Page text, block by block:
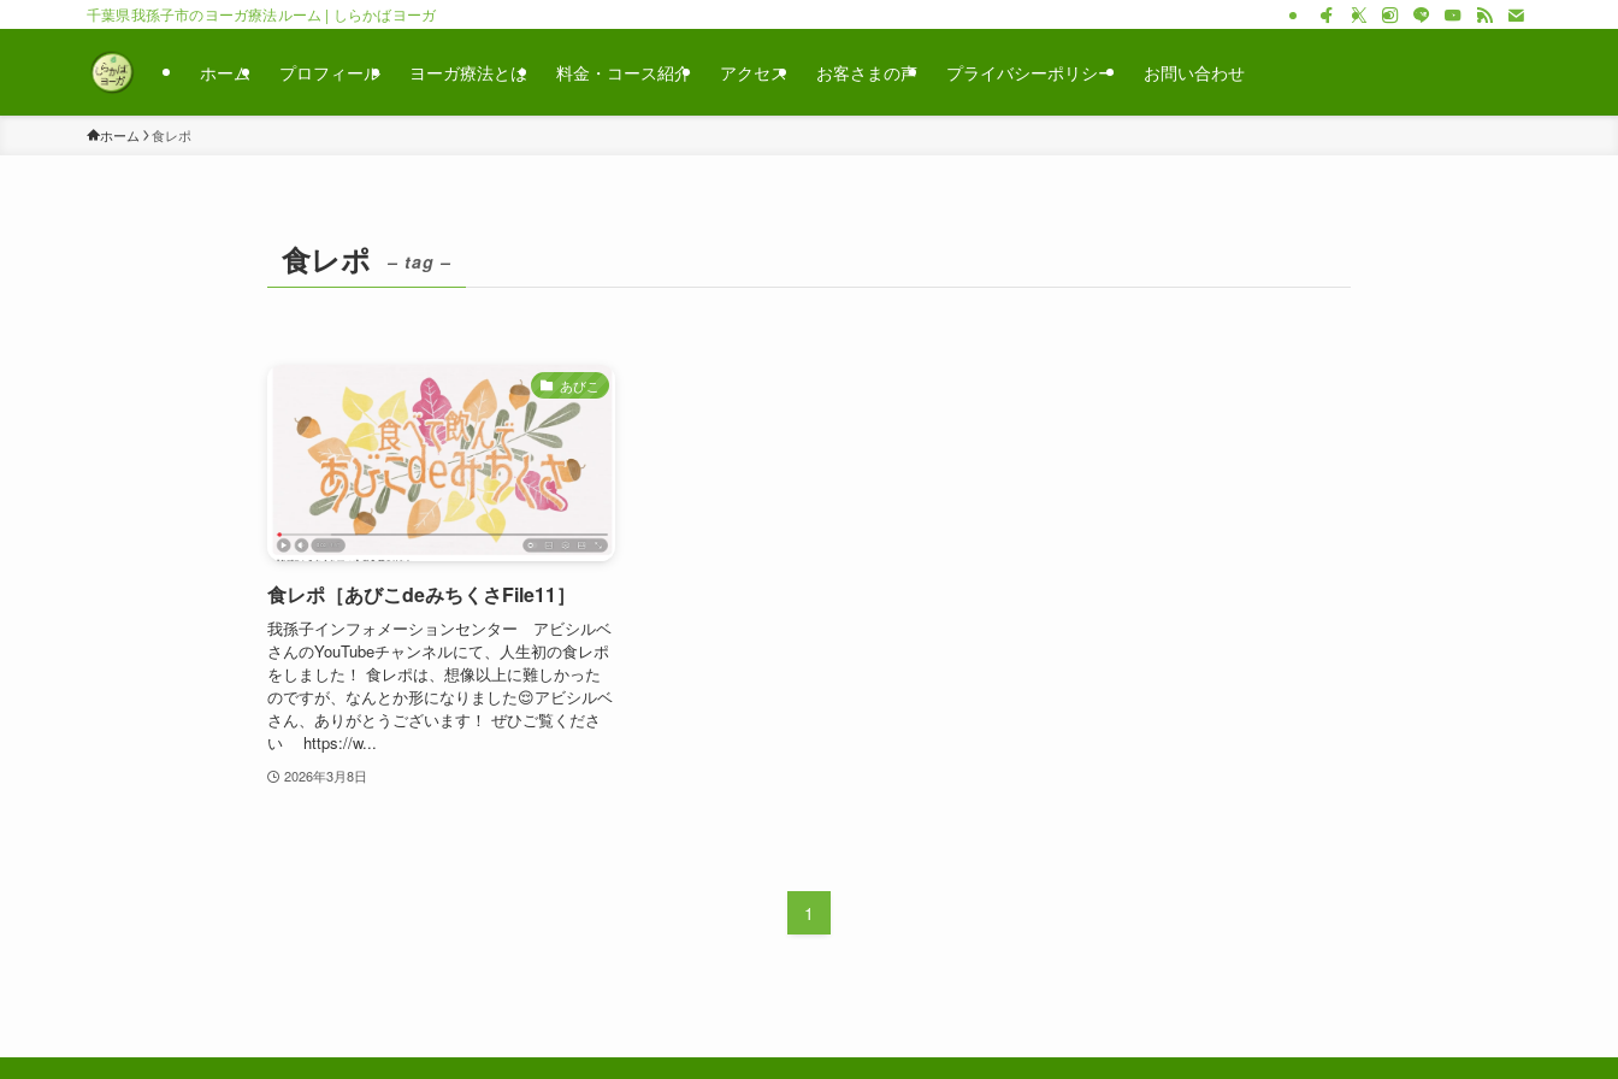
千葉県我孫子市のヨーガ療法ルーム | しらかばヨーガ
ホーム プロフィール ヨーガ療法とは 料金・コース紹介 アクセス お客さまの声 プライバシーポリシー お問い合わせ
ホーム 食レポ
食レポ – tag –
あびこ
食レポ［あびこdeみちくさFile11］
我孫子インフォメーションセンター アビシルベ
さんのYouTubeチャンネルにて、人生初の食レポ
をしました！ 食レポは、想像以上に難しかった
のですが、なんとか形になりました😌アビシルベ
さん、ありがとうございます！ ぜひご覧くださ
い https://w...
2026年3月8日
1